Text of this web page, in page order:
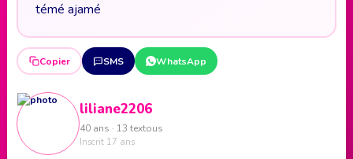
témé ajamé
Copier SMS WhatsApp
liliane2206
40 ans · 13 textous
Inscrit 17 ans